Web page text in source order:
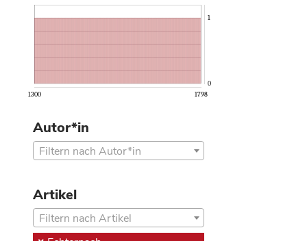
1300 1798
0
1
Autor*in
Filtern nach Autor*in
Artikel
Filtern nach Artikel